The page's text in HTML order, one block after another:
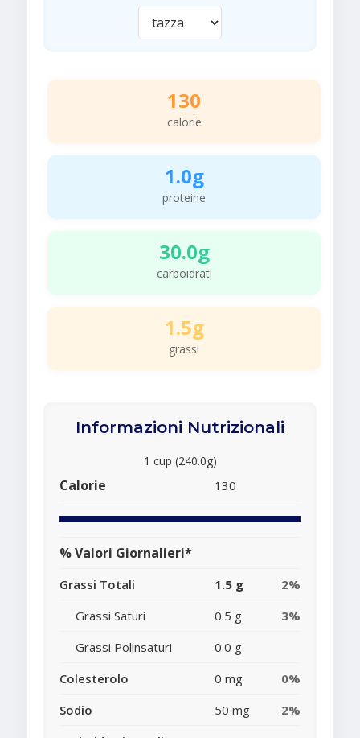
130
calorie
1.0g
proteine
30.0g
carboidrati
1.5g
grassi
Informazioni Nutrizionali
1 cup (240.0g)
Calorie 130
% Valori Giornalieri*
Grassi Totali 1.5 g
2%
Grassi Saturi
0.5 g
3%
Grassi Polinsaturi
0.0 g
Colesterolo
0 mg
0%
Sodio
50 mg
2%